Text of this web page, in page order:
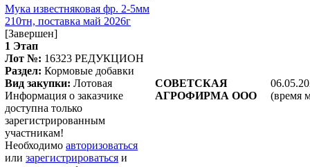
Мука известняковая фр. 2-5мм
210тн, поставка май 2026г
[Завершен]
1 Этап
Лот №: 16323 РЕДУКЦИОН
Раздел: Кормовые добавки
Вид закупки: Лотовая
Информация о заказчике
доступна только
зарегистрированным
участникам!
Необходимо авторизоваться
или зарегистрироваться и
СОВЕТСКАЯ
АГРОФИРМА ООО
(время